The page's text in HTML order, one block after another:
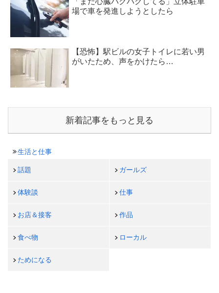
場で車を発進しようとしたら
【恐怖】駅ビルの女子トイレに若い男
がいたため、声をかけたら…
新着記事をもっと見る
生活と仕事
話題 ガールズ
体験談 仕事
お店＆接客 作品
食べ物 ローカル
ためになる